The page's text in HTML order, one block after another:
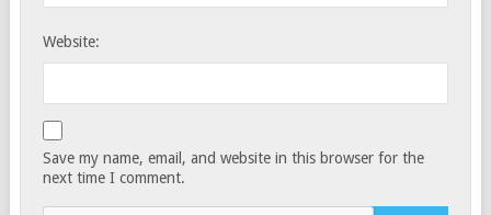
Website:
Save my name, email, and website in this browser for the
next time I comment.